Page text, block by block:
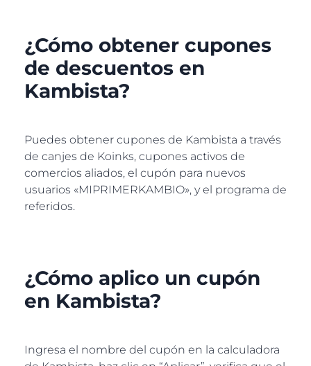
¿Cómo obtener cupones
de descuentos en
Kambista?
Puedes obtener cupones de Kambista a través
de canjes de Koinks, cupones activos de
comercios aliados, el cupón para nuevos
usuarios «MIPRIMERKAMBIO», y el programa de
referidos.
¿Cómo aplico un cupón
en Kambista?
Ingresa el nombre del cupón en la calculadora